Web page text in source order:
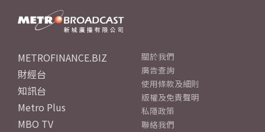
METROFINANCE.BIZ
財經台
知訊台
Metro Plus
MBO TV
關於我們
廣告查詢
使用條款及細則
版權及免責聲明
私隱政策
聯絡我們